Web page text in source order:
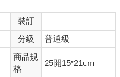
下字句就是他親口透露的秘密；
生活方式應該會跟過去截然不
屬的熱忱，」施瓦布說，「我所
每一名人才的方法，就是讚賞和
裝訂
分級 普通級
商品規
格
25開15*21cm